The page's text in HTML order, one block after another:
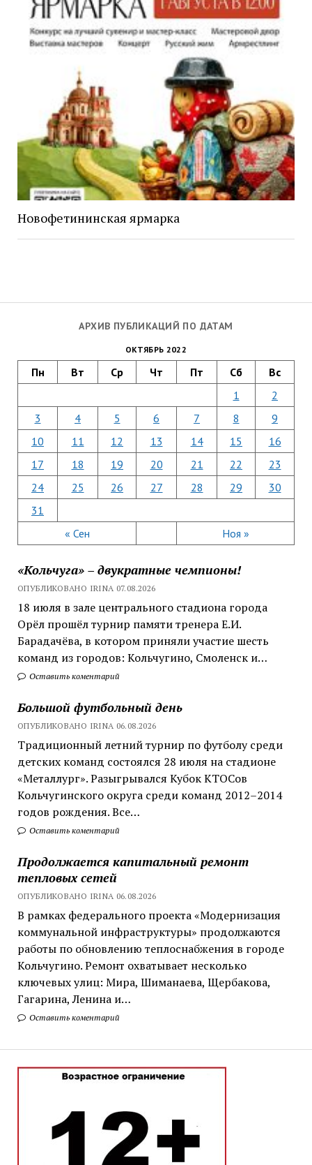
АРХИВ ПУБЛИКАЦИЙ ПО ДАТАМ
ОКТЯБРЬ 2022
Пн Вт Ср Чт Пт Сб Вс
« Сен Ноя »
1
2
3
4 5 6 7 8
9
10
11 12 13 14 15
16
17
18 19 20 21 22
23
24
25 26 27 28 29
30
31
«Кольчуга» – двукратные чемпионы!
ОПУБЛИКОВАНО IRINA 07.08.2026
18 июля в зале центрального стадиона города
Орёл прошёл турнир памяти тренера Е.И.
Барадачёва, в котором приняли участие шесть
команд из городов: Кольчугино, Смоленск и…
Оставить коментарий
Большой футбольный день
ОПУБЛИКОВАНО IRINA 06.08.2026
Традиционный летний турнир по футболу среди
детских команд состоялся 28 июля на стадионе
«Металлург». Разыгрывался Кубок КТОСов
Кольчугинского округа среди команд 2012–2014
годов рождения. Все…
Оставить коментарий
Продолжается капитальный ремонт
тепловых сетей
ОПУБЛИКОВАНО IRINA 06.08.2026
В рамках федерального проекта «Модернизация
коммунальной инфраструктуры» продолжаются
работы по обновлению теплоснабжения в городе
Кольчугино. Ремонт охватывает несколько
ключевых улиц: Мира, Шиманаева, Щербакова,
Гагарина, Ленина и…
Оставить коментарий
Новофетининская ярмарка